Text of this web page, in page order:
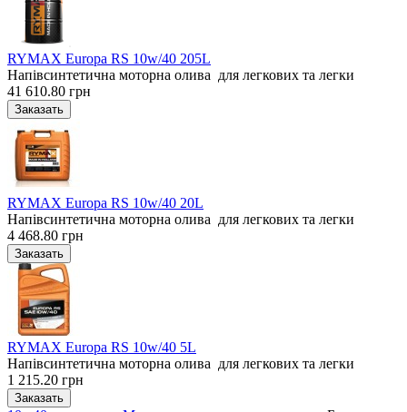
RYMAX Europa RS 10w/40 205L
Напівсинтетична моторна олива для легкових та легки
41 610.80 грн
RYMAX Europa RS 10w/40 20L
Напівсинтетична моторна олива для легкових та легки
4 468.80 грн
RYMAX Europa RS 10w/40 5L
Напівсинтетична моторна олива для легкових та легки
1 215.20 грн